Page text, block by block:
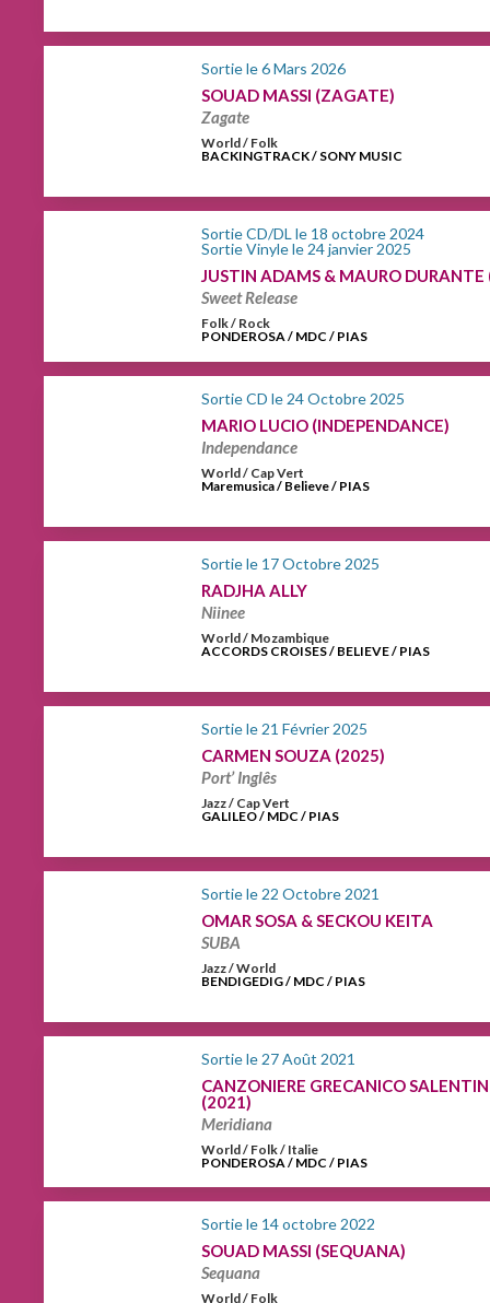
Sortie le 6 Mars 2026
SOUAD MASSI (ZAGATE)
Zagate
World / Folk
BACKINGTRACK / SONY MUSIC
Sortie CD/DL le 18 octobre 2024
Sortie Vinyle le 24 janvier 2025
JUSTIN ADAMS & MAURO
Sweet Release
Folk / Rock
PONDEROSA / MDC / PIAS
Sortie CD le 24 Octobre 2025
MARIO LUCIO (INDEPENDANCE)
Independance
World / Cap Vert
Maremusica / Believe / PIAS
Sortie le 17 Octobre 2025
RADJHA ALLY
Niinee
World / Mozambique
ACCORDS CROISES / BELIEVE / PIAS
Sortie le 21 Février 2025
CARMEN SOUZA (2025)
Port’ Inglês
Jazz / Cap Vert
GALILEO / MDC / PIAS
Sortie le 22 Octobre 2021
OMAR SOSA & SECKOU KEITA
SUBA
Jazz / World
BENDIGEDIG / MDC / PIAS
Sortie le 27 Août 2021
CANZONIERE GRECANICO
(2021)
Meridiana
World / Folk / Italie
PONDEROSA / MDC / PIAS
Sortie le 14 octobre 2022
SOUAD MASSI (SEQUANA)
Sequana
World / Folk